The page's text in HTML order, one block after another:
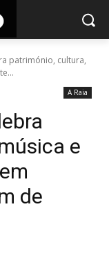
património, cultura,
A Raia
e
de